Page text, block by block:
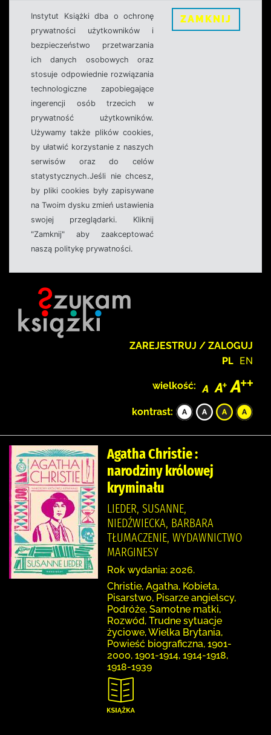
Instytut Książki dba o ochronę
prywatności użytkowników i
bezpieczeństwo przetwarzania
ich danych osobowych oraz
stosuje odpowiednie rozwiązania
technologiczne zapobiegające
ingerencji osób trzecich w
prywatność użytkowników.
Używamy także plików cookies,
by ułatwić korzystanie z naszych
serwisów oraz do celów
statystycznych.Jeśli nie chcesz,
by pliki cookies były zapisywane
na Twoim dysku zmień ustawienia
swojej przeglądarki. Kliknij
"Zamknij" aby zaakceptować
naszą politykę prywatności.
ZAMKNIJ
ZAREJESTRUJ / ZALOGUJ
PL EN
wielkość:
kontrast:
Agatha Christie :
narodziny królowej
kryminału
LIEDER, SUSANNE,
NIEDŹWIECKA, BARBARA
TŁUMACZENIE, WYDAWNICTWO
MARGINESY
Rok wydania: 2026.
Christie, Agatha, Kobieta,
Pisarstwo, Pisarze angielscy,
Podróże, Samotne matki,
Rozwód, Trudne sytuacje
życiowe, Wielka Brytania,
Powieść biograficzna, 1901-
2000, 1901-1914, 1914-1918,
1918-1939